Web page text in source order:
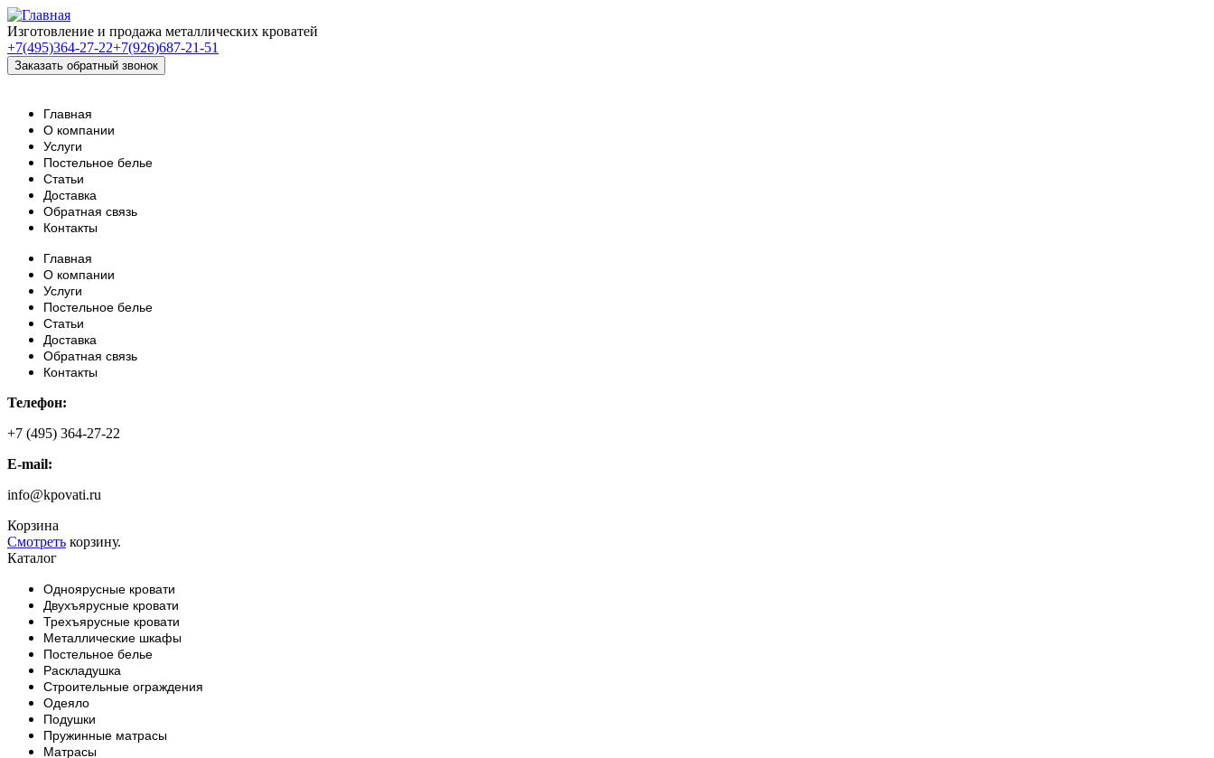
Изготовление и продажа металлических кроватей
+7(495)364-27-22+7(926)687-21-51
Главная
О компании
Услуги
Постельное белье
Статьи
Доставка
Обратная связь
Контакты
Главная
О компании
Услуги
Постельное белье
Статьи
Доставка
Обратная связь
Контакты
Телефон:
+7 (495) 364-27-22
E-mail:
info@kpovati.ru
Корзина
Смотреть корзину.
Каталог
Одноярусные кровати
Двухъярусные кровати
Трехъярусные кровати
Металлические шкафы
Постельное белье
Раскладушка
Строительные ограждения
Одеяло
Подушки
Пружинные матрасы
Матрасы